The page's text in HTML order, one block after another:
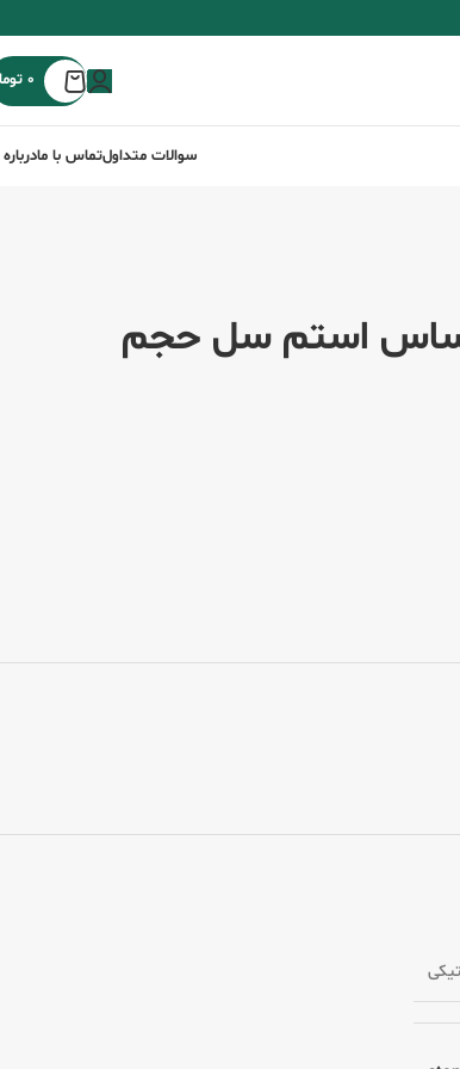
0
سوالات متداولتماس با ما
استم سل حجم